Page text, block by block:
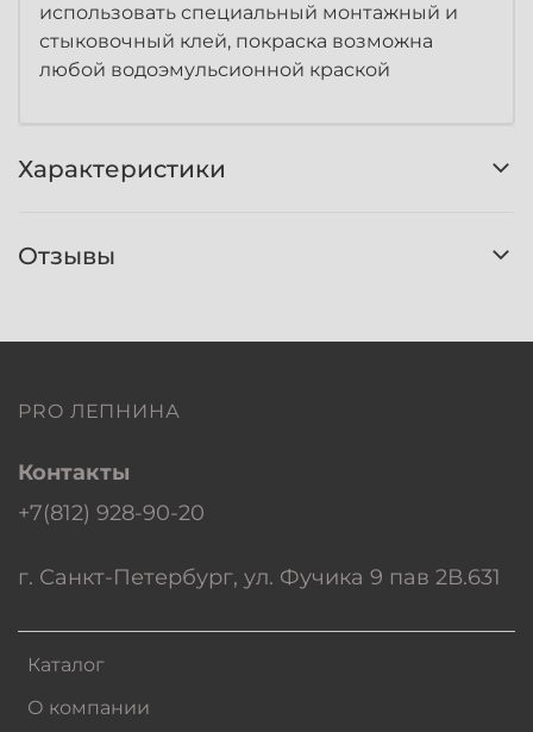
использовать специальный монтажный и
стыковочный клей, покраска возможна
любой водоэмульсионной краской
Характеристики
Отзывы
PRO ЛЕПНИНА
Каталог
О компании
Контакты
+7(812) 928-90-20
г. Санкт-Петербург, ул. Фучика 9 пав 2В.631